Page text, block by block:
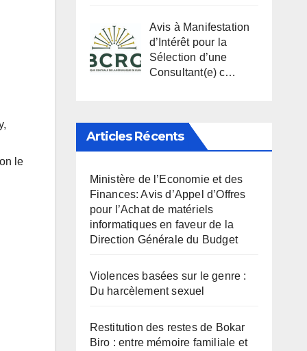
le
Avis à Manifestation
d’Intérêt pour la
Sélection d’une
Consultant(e) c…
Articles Récents
Ministère de l’Economie et des
Finances: Avis d’Appel d’Offres
pour l’Achat de matériels
informatiques en faveur de la
Direction Générale du Budget
Violences basées sur le genre :
Du harcèlement sexuel
Restitution des restes de Bokar
Biro : entre mémoire familiale et